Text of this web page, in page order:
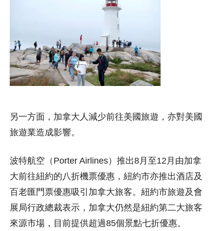
另一方面，加拿大人減少前往美國旅遊，亦對美國
旅遊業造成影響。
波特航空（Porter Airlines）推出8月至12月由加拿
大前往紐約的八折機票優惠，紐約市亦推出酒店及
百老匯門票優惠吸引加拿大旅客。紐約市旅遊及會
展局行政總裁表示，加拿大仍然是紐約第二大旅客
來源市場，目前提供超過85個景點七折優惠。